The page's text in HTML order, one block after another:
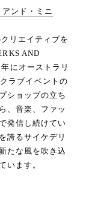
ンド・ミニ
リエイティブを
AND
にオーストラリ
ラブイベントの
ショップの立ち
、音楽、ファッ
発信し続けてい
誇るサイケデリ
たな風を吹き込
います。